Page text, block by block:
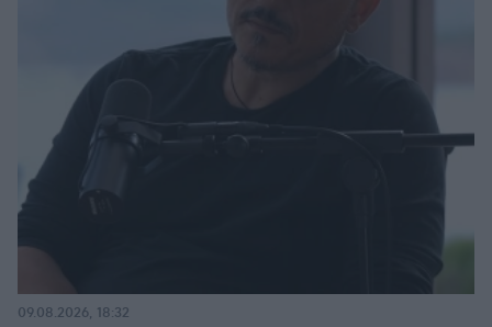
09.08.2026, 18:32